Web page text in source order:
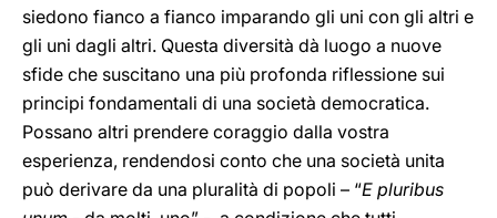
siedono fianco a fianco imparando gli uni con gli altri e
gli uni dagli altri. Questa diversità dà luogo a nuove
sfide che suscitano una più profonda riflessione sui
principi fondamentali di una società democratica.
Possano altri prendere coraggio dalla vostra
esperienza, rendendosi conto che una società unita
può derivare da una pluralità di popoli – “E pluribus